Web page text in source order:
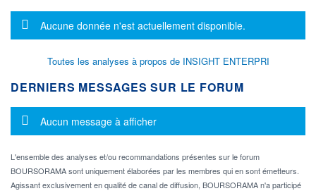
Message d'information
Aucune donnée n'est actuellement disponible.
Toutes les analyses à propos de INSIGHT ENTERPRI
DERNIERS MESSAGES SUR LE FORUM
Message d'information
Aucun message à afficher
L'ensemble des analyses et/ou recommandations présentes sur le forum
BOURSORAMA sont uniquement élaborées par les membres qui en sont émetteurs.
Agissant exclusivement en qualité de canal de diffusion, BOURSORAMA n'a participé